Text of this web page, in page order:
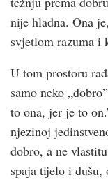
nije hladna. Ona
svjetlom razuma i
U tom prostoru
samo neko
to ona, jer je to
njezinoj
dobro, a ne
spaja tijelo i